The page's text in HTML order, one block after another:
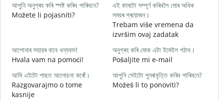
আপুনি অনুগ্ৰহ কৰি স্পষ্ট কৰিব পাৰিবনে?
Možete li pojasniti?
এই কামটো সম্পূৰ্ণ কৰিবলৈ মোৰ অধিক
সময়ৰ প্ৰয়োজন।
Trebam više vremena da
izvršim ovaj zadatak
আপোনাৰ সহায়ৰ বাবে ধন্যবাদ!
Hvala vam na pomoći!
অনুগ্ৰহ কৰি মোক এটা ইমেইল পঠাব।
Pošaljite mi e-mail
আমি এইটো পাছত আলোচনা কৰোঁ।
Razgovarajmo o tome
kasnije
আপুনি সেইটো পুনৰাবৃত্তি কৰিব পাৰিবনে?
Možeš li to ponoviti?